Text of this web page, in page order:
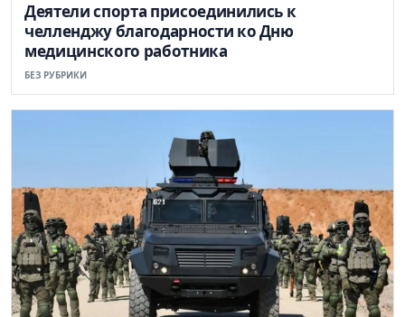
Деятели спорта присоединились к
челленджу благодарности ко Дню
медицинского работника
БЕЗ РУБРИКИ